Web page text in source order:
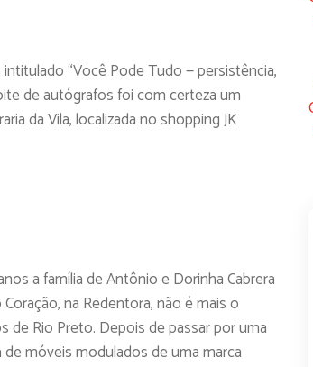
“Você Pode Tudo — persistência,
de autógrafos foi com certeza um
da Vila, localizada no shopping JK
a família de Antônio e Dorinha Cabrera
na Redentora, não é mais o
Rio Preto. Depois de passar por uma
móveis modulados de uma marca